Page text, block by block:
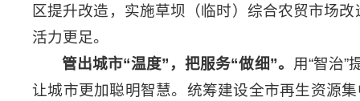
区提升改造，实施草坝（临时）综合农贸市场
活力更足。
管出城市“温度” ，把服务“做细”。
用“智治”
让城市更加聪明智慧。统筹建设全市再生资源